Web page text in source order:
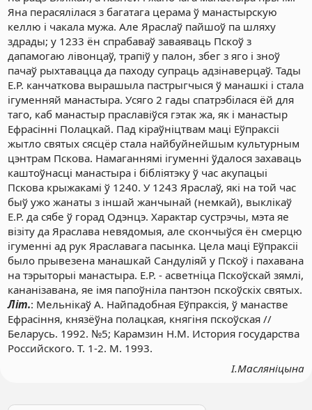
Яна перасялілася з багатага церама ў манастырскую
келлю і чакала мужа. Але Яраслаў пайшоў па шляху
здрады; у 1233 ён спрабаваў заваяваць Пскоў з
дапамогаю лівонцаў, трапіў у палон, збег з яго і зноў
пачаў рыхтавацца да паходу супраць адзінаверцаў. Тады
Е.Р. канчаткова вырашыла пастрыгчыся ў манашкі і стала
ігуменняй манастыра. Усяго 2 гады спатрэбілася ёй для
таго, каб манастыр праславіўся гэтак жа, як і манастыр
Ефрасінні Полацкай. Пад кіраўніцтвам маці Еўпраксіі
жытло святых сясцёр стала найбуйнейшым культурным
цэнтрам Пскова. Намаганнямі ігуменні ўдалося захаваць
каштоўнасці манастыра і бібліятэку ў час акупацыі
Пскова крыжакамі ў 1240. У 1243 Яраслаў, які на той час
быў ужо жанаты з іншай жанчынай (немкай), выклікаў
Е.Р. да сябе ў горад Одэнцэ. Характар сустрэчы, мэта яе
візіту да Яраслава невядомыя, але скончыўся ён смерцю
ігуменні ад рук Яраславага пасынка. Цела маці Еўпраксіі
было прывезена манашкай Сандуліяй у Пскоў і пахавана
на тэрыторыі манастыра. Е.Р. - асветніца Пскоўскай зямлі,
кананізавана, яе імя папоўніла пантэон пскоўскіх святых.
Літ.: Мельнікаў А. Найпадобная Еўпраксія, ў манастве
Ефрасіння, князёўна полацкая, княгіня пскоўская //
Беларусь. 1992. №5; Карамзин Н.М. История государства
Российского. Т. 1-2. М. 1993.
І.Масляніцына